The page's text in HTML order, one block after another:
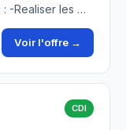
-Realiser les …
Voir l'offre →
CDI